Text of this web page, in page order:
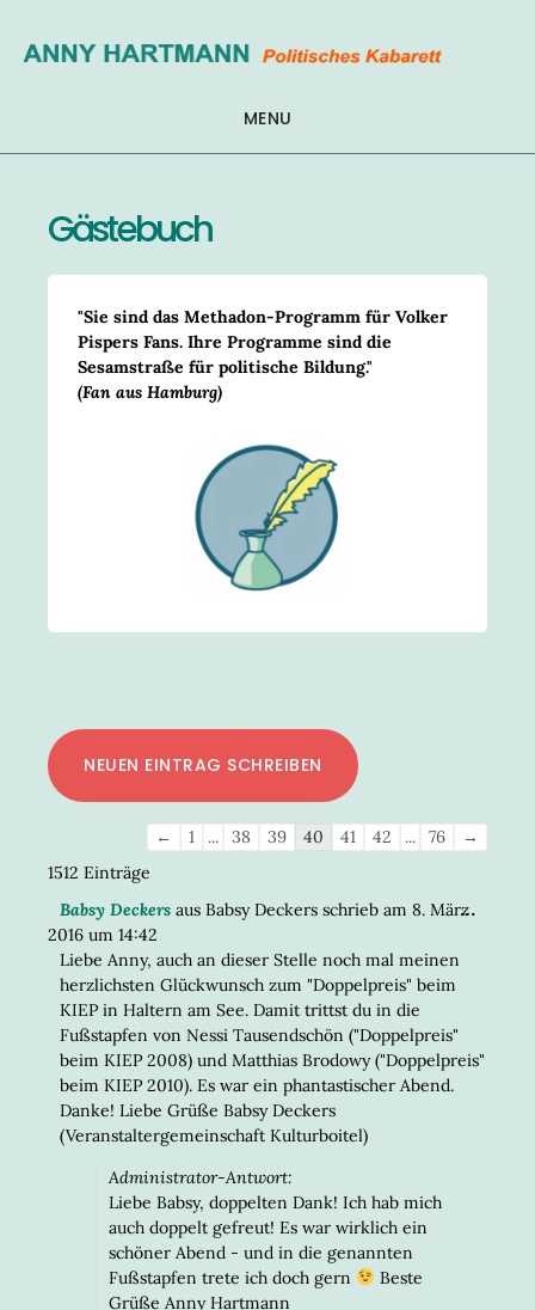
springen
MENU
Gästebuch
"Sie sind das Methadon-Programm für Volker
Pispers Fans. Ihre Programme sind die
Sesamstraße für politische Bildung."
(Fan aus Hamburg)
Navigation
← 1 ... 38 39 40 41 42 ... 76
→
1512 Einträge
Babsy Deckers aus Babsy Deckers schrieb am 8. März
2016 um 14:42
Liebe Anny, auch an dieser Stelle noch mal meinen
herzlichsten Glückwunsch zum "Doppelpreis" beim
KIEP in Haltern am See. Damit trittst du in die
Fußstapfen von Nessi Tausendschön ("Doppelpreis"
beim KIEP 2008) und Matthias Brodowy ("Doppelpreis"
beim KIEP 2010). Es war ein phantastischer Abend.
Danke! Liebe Grüße Babsy Deckers
(Veranstaltergemeinschaft Kulturboitel)
Administrator-Antwort:
Liebe Babsy, doppelten Dank! Ich hab mich
auch doppelt gefreut! Es war wirklich ein
schöner Abend - und in die genannten
Fußstapfen trete ich doch gern
Beste
Grüße Anny Hartmann
...DIESE